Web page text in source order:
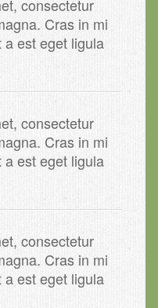
consectetur
Cras in mi
est eget ligula
consectetur
Cras in mi
est eget ligula
consectetur
Cras in mi
est eget ligula